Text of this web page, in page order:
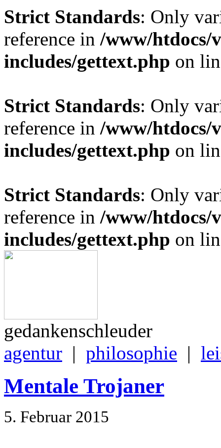
Strict Standards: Only
reference in /www/htdocs/
includes/gettext.php on
Strict Standards: Only
reference in /www/htdocs/
includes/gettext.php on
Strict Standards: Only
reference in /www/htdocs/
includes/gettext.php on
gedankenschleuder
agentur | philosophie |
Mentale Trojaner
5. Februar 2015